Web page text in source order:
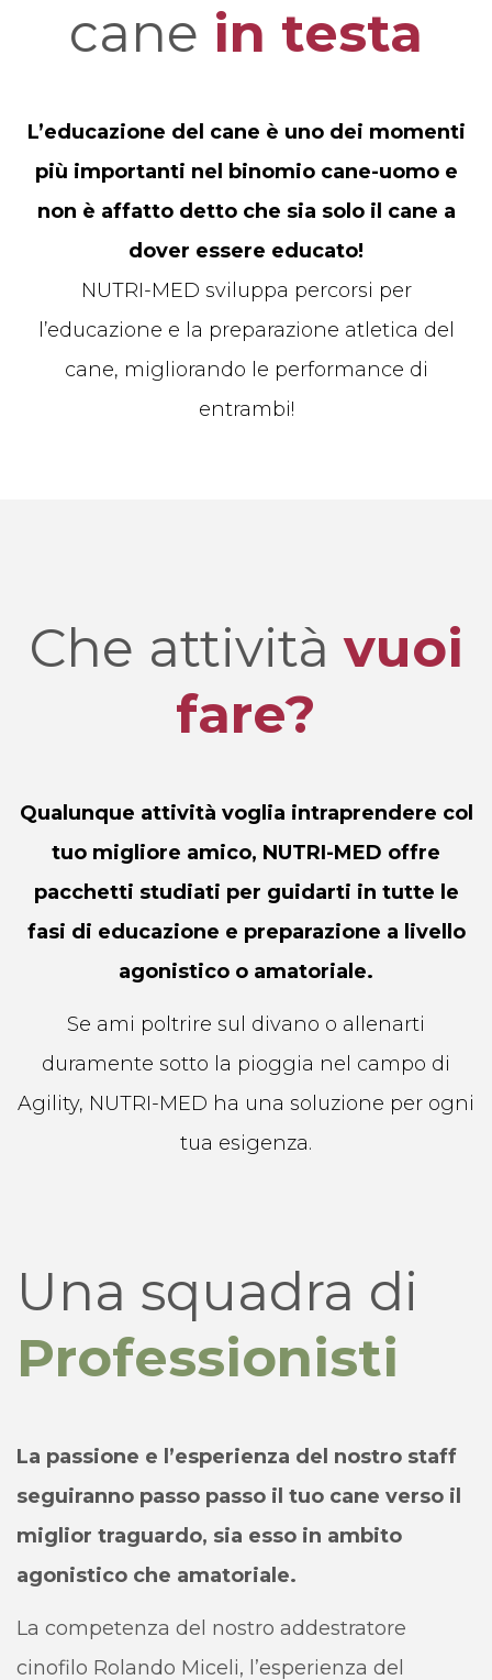
cane in testa
L’educazione del cane è uno dei momenti
più importanti nel binomio cane-uomo e
non è affatto detto che sia solo il cane a
dover essere educato!
NUTRI-MED sviluppa percorsi per
l’educazione e la preparazione atletica del
cane, migliorando le performance di
entrambi!
Che attivitàvuoi
fare?
Qualunque attività voglia intraprendere col
tuo migliore amico, NUTRI-MED offre
pacchetti studiati per guidarti in tutte le
fasi di educazione e preparazione a livello
agonistico o amatoriale.
Se ami poltrire sul divano o allenarti
duramente sotto la pioggia nel campo di
Agility, NUTRI-MED ha una soluzione per ogni
tua esigenza.
Una squadra di
Professionisti
La passione e l’esperienza del nostro staff
seguiranno passo passo il tuo cane verso il
miglior traguardo, sia esso in ambito
agonistico che amatoriale.
La competenza del nostro addestratore
cinofilo Rolando Miceli, l’esperienza del